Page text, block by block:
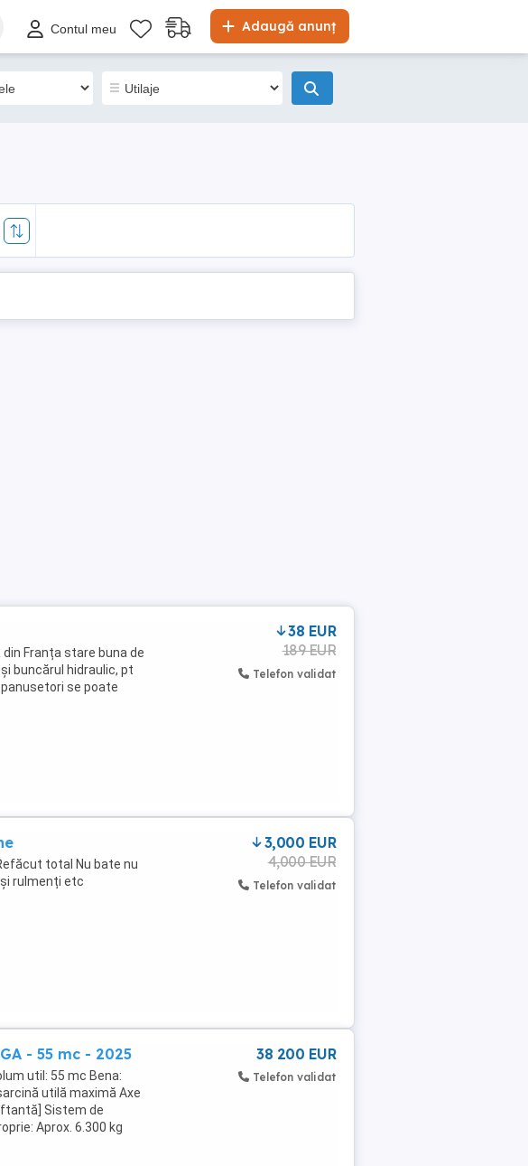
Adaugă anunț
Contul meu
Franța stare buna de
buncărul hidraulic, pt
se poate
38 EUR
189 EUR
Telefon validat
total Nu bate nu
rulmenți etc
3,000 EUR
4,000 EUR
Telefon validat
- 55 mc - 2025
util: 55 mc Bena:
utilă maximă Axe
Sistem de
Aprox. 6.300 kg
38 200 EUR
Telefon validat